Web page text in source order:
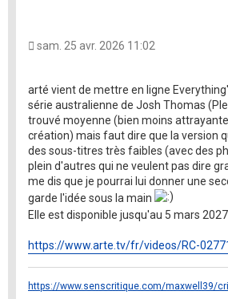
sam. 25 avr. 2026 11:02
arté vient de mettre en ligne
série australienne de Josh Thomas
trouvé moyenne (bien moins
création) mais faut dire que la version
des sous-titres très faibles (avec des
plein d'autres qui ne veulent pas dire
me dis que je pourrai lui donner une
garde l'idée sous la main
Elle est disponible jusqu'au 5 mars 2027
https://www.arte.tv/fr/videos/RC-
https://www.senscritique.com/maxwell39/